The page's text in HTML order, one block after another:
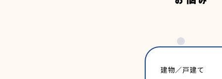
建物／戸建て